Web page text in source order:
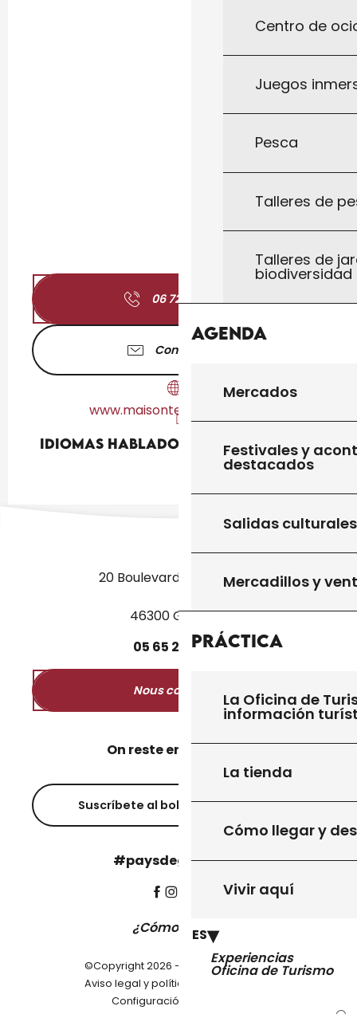
Centro de
Juegos
Pesca
Talleres de
Talleres de
biodiversidad
Agenda
Mercados
Festivales y
destacados
Salidas culturales
Mercadillos y
Práctica
La Oficina de
información
La tienda
Cómo llegar y
Vivir aquí
ES
Experiencias
Oficina de Turismo
06 72 93 08▒▒
Contáctenos
www.maisontetedebois.com
Idiomas hablados
Idiomas hablados
20 Boulevard des Martyrs
46300 Gourdon
05 65 27 5250
Nous contacter
On reste en contact ?
Suscríbete al boletín informativo
#paysdegourdon !
¿Cómo llegar?
©Copyright 2026 - Pays de Gourdon
Aviso legal y política de privacidad
Configuración de cookies